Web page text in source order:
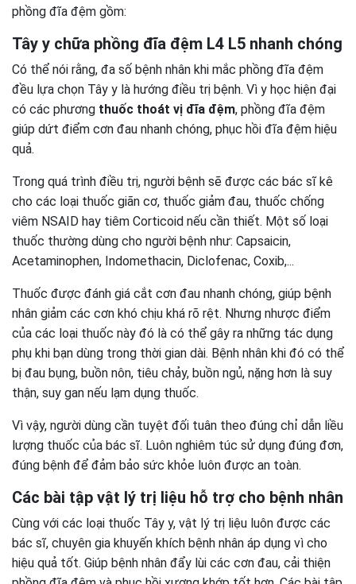
phồng đĩa đệm gồm:
Tây y chữa phồng đĩa đệm L4 L5 nhanh chóng
Có thể nói rằng, đa số bệnh nhân khi mắc phồng đĩa đệm
đều lựa chọn Tây y là hướng điều trị bệnh. Vì y học hiện đại
có các phương thuốc thoát vị đĩa đệm, phồng đĩa đệm
giúp dứt điểm cơn đau nhanh chóng, phục hồi đĩa đệm hiệu
quả.
Trong quá trình điều trị, người bệnh sẽ được các bác sĩ kê
cho các loại thuốc giãn cơ, thuốc giảm đau, thuốc chống
viêm NSAID hay tiêm Corticoid nếu cần thiết. Một số loại
thuốc thường dùng cho người bệnh như: Capsaicin,
Acetaminophen, Indomethacin, Diclofenac, Coxib,...
Thuốc được đánh giá cắt cơn đau nhanh chóng, giúp bệnh
nhân giảm các cơn khó chịu khá rõ rệt. Nhưng nhược điểm
của các loại thuốc này đó là có thể gây ra những tác dụng
phụ khi bạn dùng trong thời gian dài. Bệnh nhân khi đó có thể
bị đau bụng, buồn nôn, tiêu chảy, buồn ngủ, nặng hơn là suy
thận, suy gan nếu lạm dụng thuốc.
Vì vậy, người dùng cần tuyệt đối tuân theo đúng chỉ dẫn liều
lượng thuốc của bác sĩ. Luôn nghiêm túc sử dụng đúng đơn,
đúng bệnh để đảm bảo sức khỏe luôn được an toàn.
Các bài tập vật lý trị liệu hỗ trợ cho bệnh nhân
Cùng với các loại thuốc Tây y, vật lý trị liệu luôn được các
bác sĩ, chuyên gia khuyến khích bệnh nhân áp dụng vì cho
hiệu quả tốt. Giúp bệnh nhân đẩy lùi các cơn đau, cải thiện